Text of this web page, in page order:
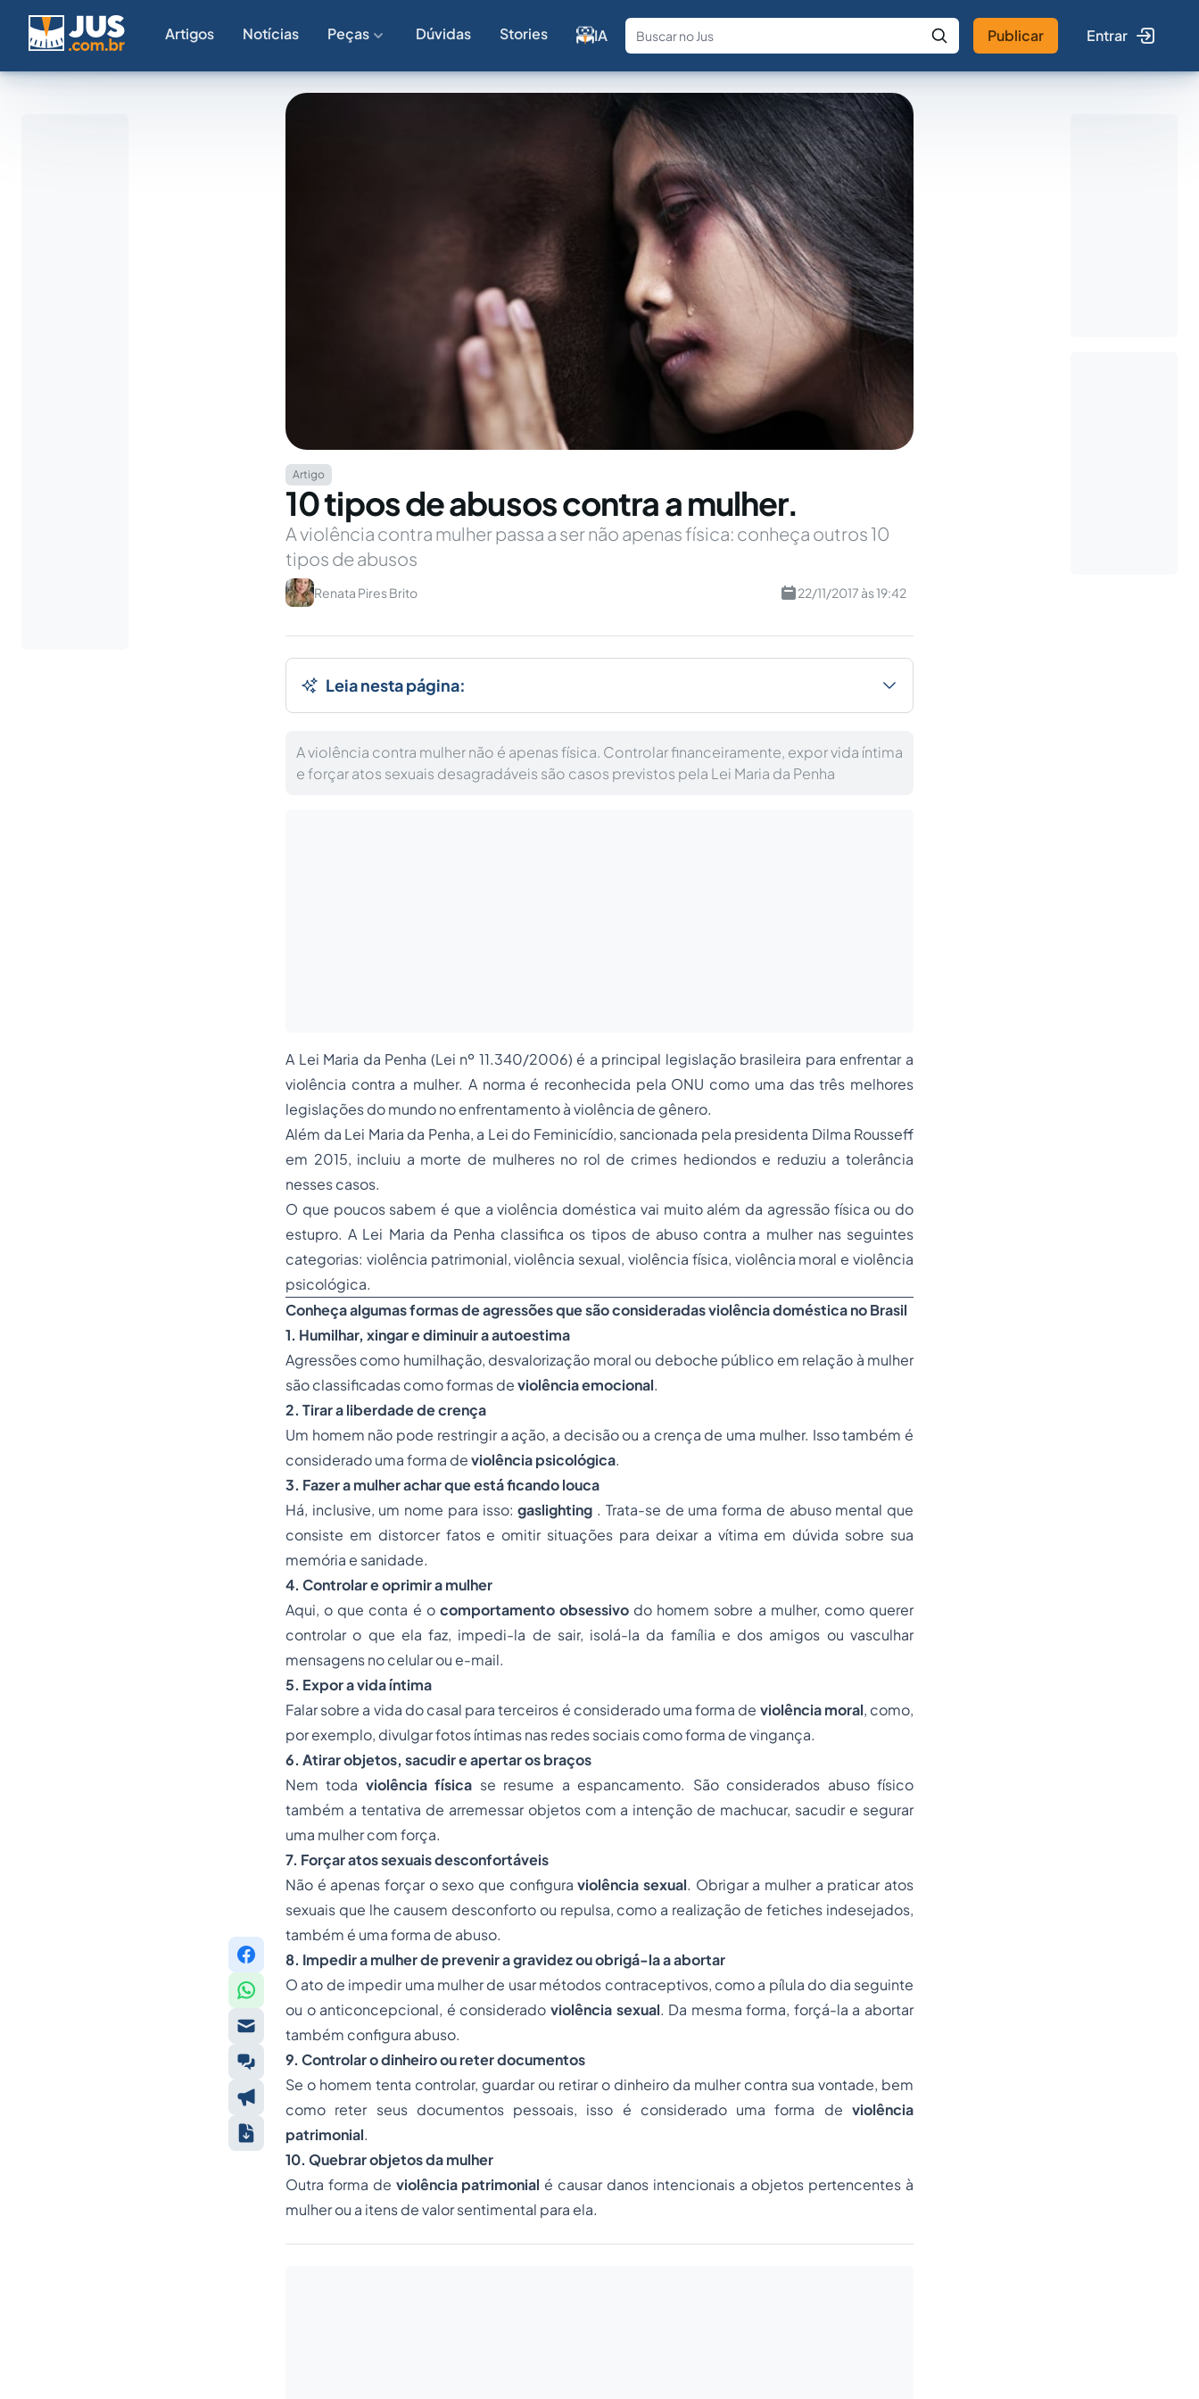
Artigos Notícias Peças Dúvidas Stories IA
Fale com a IA Buscar no Jus
Publicar Entrar
Artigo
10 tipos de abusos contra a mulher.
A violência contra mulher passa a ser não apenas física: conheça outros 10
tipos de abusos
Renata Pires Brito 22/11/2017 às 19:42
Leia nesta página:
A violência contra mulher não é apenas física. Controlar financeiramente, expor vida íntima
e forçar atos sexuais desagradáveis são casos previstos pela Lei Maria da Penha
A Lei Maria da Penha (Lei nº 11.340/2006) é a principal legislação brasileira para enfrentar a
violência contra a mulher. A norma é reconhecida pela ONU como uma das três melhores
legislações do mundo no enfrentamento à violência de gênero.
Além da Lei Maria da Penha, a Lei do Feminicídio, sancionada pela presidenta Dilma Rousseff
em 2015, incluiu a morte de mulheres no rol de crimes hediondos e reduziu a tolerância
nesses casos.
O que poucos sabem é que a violência doméstica vai muito além da agressão física ou do
estupro. A Lei Maria da Penha classifica os tipos de abuso contra a mulher nas seguintes
categorias: violência patrimonial, violência sexual, violência física, violência moral e violência
psicológica.
Conheça algumas formas de agressões que são consideradas violência doméstica no Brasil
1. Humilhar, xingar e diminuir a autoestima
Agressões como humilhação, desvalorização moral ou deboche público em relação à mulher
são classificadas como formas deviolência emocional.
2. Tirar a liberdade de crença
Um homem não pode restringir a ação, a decisão ou a crença de uma mulher. Isso também é
considerado uma forma deviolência psicológica.
3. Fazer a mulher achar que está ficando louca
Há, inclusive, um nome para isso:gaslighting . Trata-se de uma forma de abuso mental que
consiste em distorcer fatos e omitir situações para deixar a vítima em dúvida sobre sua
memória e sanidade.
4. Controlar e oprimir a mulher
Aqui, o que conta é o comportamento obsessivo do homem sobre a mulher, como querer
controlar o que ela faz, impedi-la de sair, isolá-la da família e dos amigos ou vasculhar
mensagens no celular ou e-mail.
5. Expor a vida íntima
Falar sobre a vida do casal para terceiros é considerado uma forma de violência moral, como,
por exemplo, divulgar fotos íntimas nas redes sociais como forma de vingança.
6. Atirar objetos, sacudir e apertar os braços
Nem toda violência física se resume a espancamento. São considerados abuso físico
também a tentativa de arremessar objetos com a intenção de machucar, sacudir e segurar
uma mulher com força.
7. Forçar atos sexuais desconfortáveis
Não é apenas forçar o sexo que configuraviolência sexual. Obrigar a mulher a praticar atos
sexuais que lhe causem desconforto ou repulsa, como a realização de fetiches indesejados,
também é uma forma de abuso.
8. Impedir a mulher de prevenir a gravidez ou obrigá-la a abortar
O ato de impedir uma mulher de usar métodos contraceptivos, como a pílula do dia seguinte
ou o anticoncepcional, é considerado violência sexual. Da mesma forma, forçá-la a abortar
também configura abuso.
9. Controlar o dinheiro ou reter documentos
Se o homem tenta controlar, guardar ou retirar o dinheiro da mulher contra sua vontade, bem
como reter seus documentos pessoais, isso é considerado uma forma de violência
patrimonial.
10. Quebrar objetos da mulher
Outra forma de violência patrimonial é causar danos intencionais a objetos pertencentes à
mulher ou a itens de valor sentimental para ela.